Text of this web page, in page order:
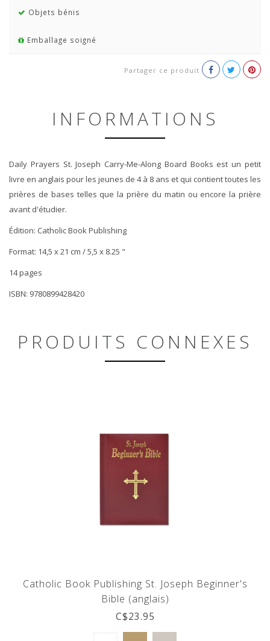
Objets bénis
Emballage soigné
Partager ce produit
INFORMATIONS
Daily Prayers St. Joseph Carry-Me-Along Board Books est un petit
livre en anglais pour les jeunes de 4 à 8 ans et qui contient toutes les
prières de bases telles que la prière du matin ou encore la prière
avant d'étudier.
Édition: Catholic Book Publishing
Format: 14,5 x 21 cm / 5,5 x 8.25 "
14 pages
ISBN: 9780899428420
PRODUITS CONNEXES
Catholic Book Publishing St. Joseph Beginner's
Bible (anglais)
C$23.95